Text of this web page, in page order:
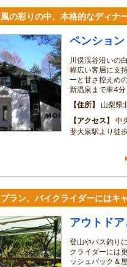
の彩りの中、本格的なディナ
ペンショ
川俣渓谷沿いの
幅広い客層に支
ーと甘さ控えめ
新温泉まで車4分
住所
山梨県
アクセス
中
斐大泉駅より徒
ラン、バイクライダーにはキ
アウトド
登山やバス釣り
クライダーには
ッシュバック＆